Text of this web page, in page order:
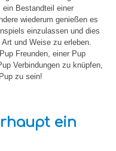
ein Bestandteil einer
wiederum genießen es
einzulassen und dies
und Weise zu erleben.
Freunden, einer Pup
Verbindungen zu knüpfen,
zu sein!
ein